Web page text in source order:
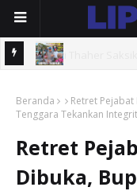
Warga
Beranda
Retret Pejabat
Tenggara Tekankan
Retret
Dibuka,